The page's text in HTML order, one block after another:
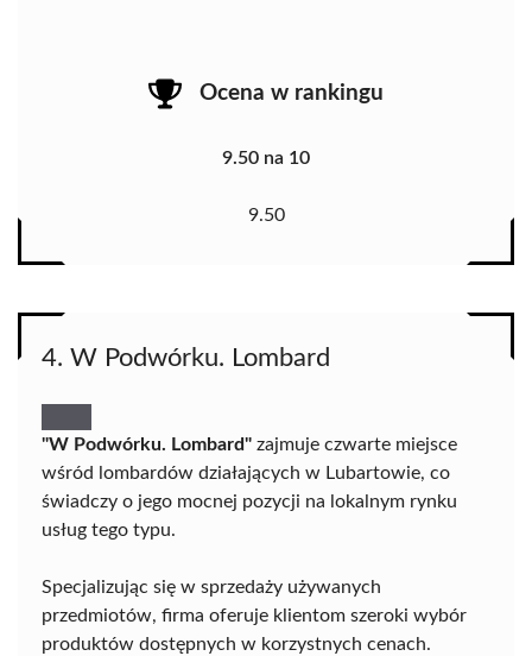
Ocena w rankingu
9.50 na 10
9.50
4. W Podwórku. Lombard
"W Podwórku. Lombard" zajmuje czwarte miejsce
wśród lombardów działających w Lubartowie, co
świadczy o jego mocnej pozycji na lokalnym rynku
usług tego typu.
Specjalizując się w sprzedaży używanych
przedmiotów, firma oferuje klientom szeroki wybór
produktów dostępnych w korzystnych cenach.